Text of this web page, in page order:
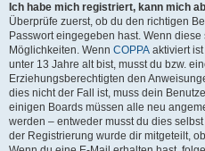
Ich habe mich registriert, kann mich
Überprüfe zuerst, ob du den richtigen
Passwort eingegeben hast. Wenn
Möglichkeiten. Wenn COPPA aktiviert
unter 13 Jahre alt bist, musst du bzw.
Erziehungsberechtigten den
dies nicht der Fall ist, muss dein
einigen Boards müssen alle neu
werden – entweder musst du dies
der Registrierung wurde dir mitgeteilt,